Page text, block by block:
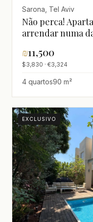
Sarona, Tel Aviv
Não perca!
arrendar numa
₪11,500
$3,830 · €3,324
4 quartos90 m²
EXCLUSIVO